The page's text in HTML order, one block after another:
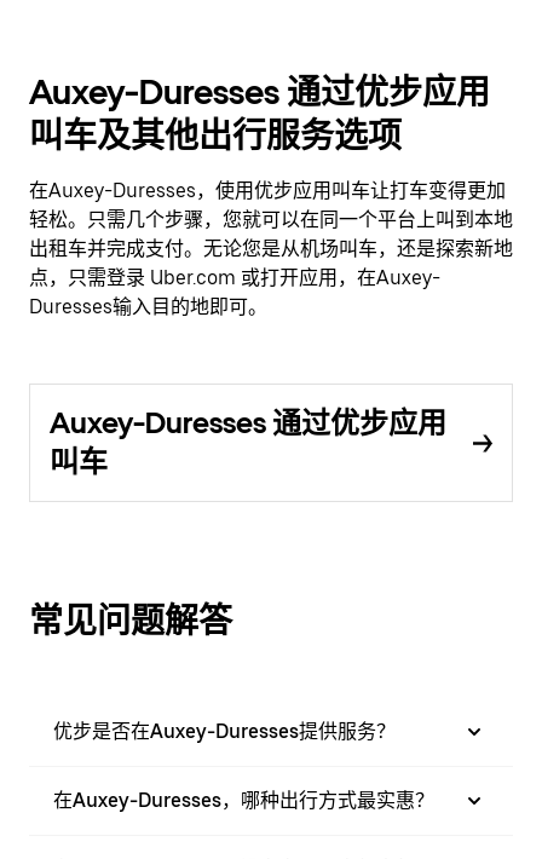
Auxey-Duresses 通过优步应用
叫车及其他出行服务选项
在Auxey-Duresses，使用优步应用叫车让打车变得更加
轻松。只需几个步骤，您就可以在同一个平台上叫到本地
出租车并完成支付。无论您是从机场叫车，还是探索新地
点，只需登录 Uber.com 或打开应用，在Auxey-
Duresses输入目的地即可。
Auxey-Duresses 通过优步应用
叫车
常见问题解答
优步是否在Auxey-Duresses提供服务？
在Auxey-Duresses，哪种出行方式最实惠？